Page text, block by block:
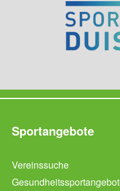
Sportangebote
Vereinssuche